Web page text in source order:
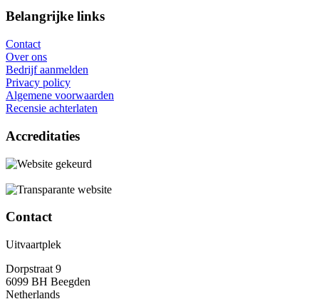
Belangrijke links
Contact
Over ons
Bedrijf aanmelden
Privacy policy
Algemene voorwaarden
Recensie achterlaten
Accreditaties
Contact
Uitvaartplek
Dorpstraat 9
6099 BH Beegden
Netherlands